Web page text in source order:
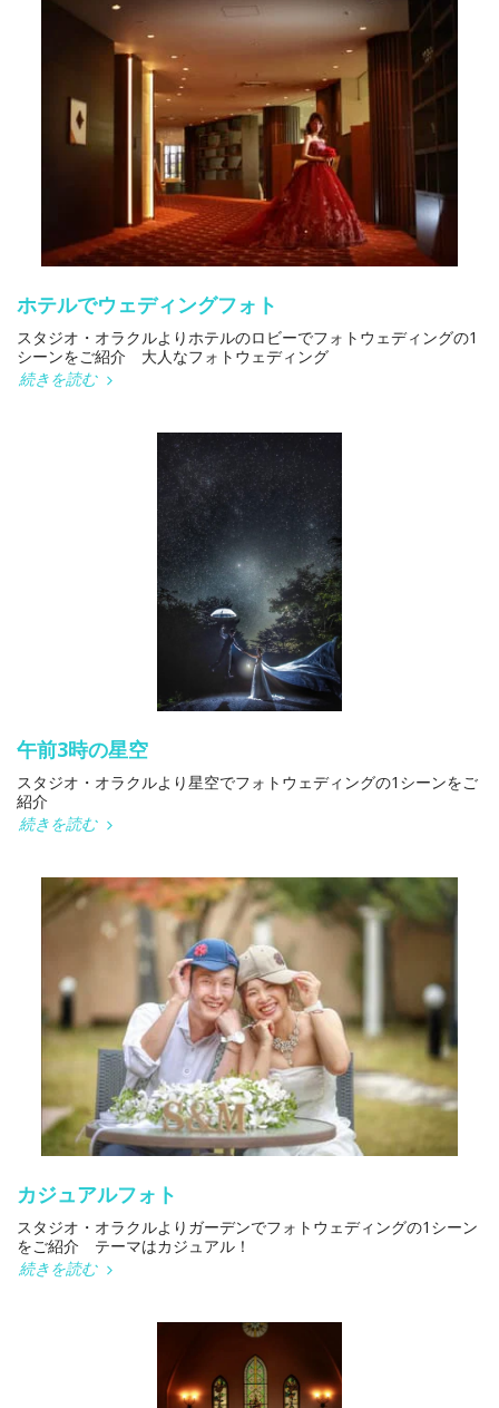
ホテルでウェディングフォト
スタジオ・オラクルよりホテルのロビーでフォトウェディングの1
シーンをご紹介 大人なフォトウェディング
続きを読む
午前3時の星空
スタジオ・オラクルより星空でフォトウェディングの1シーンをご
紹介
続きを読む
カジュアルフォト
スタジオ・オラクルよりガーデンでフォトウェディングの1シーン
をご紹介 テーマはカジュアル！
続きを読む